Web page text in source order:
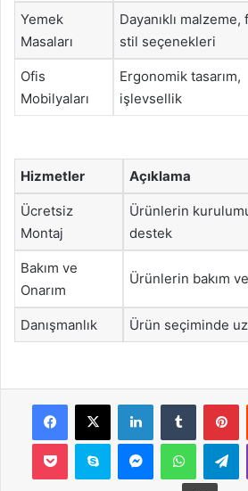
Yemek
Masaları
Dayanıklı malzeme,
stil seçenekleri
Ofis
Mobilyaları
Ergonomik tasarım,
işlevsellik
Hizmetler Açıklama
Ücretsiz
Montaj
Ürünlerin
destek
Bakım ve
Onarım
Ürünlerin bakım
Danışmanlık Ürün seçiminde
Facebook
X LinkedInTumblr
Pocket Skype Messenger